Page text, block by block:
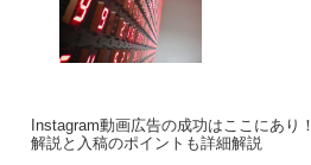
Instagram動画広告の成功はここにあり！
解説と入稿のポイントも詳細解説